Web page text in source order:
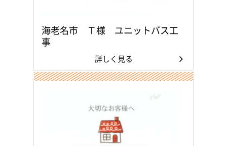
海老名市 Ｔ様 ユニットバス工
事
詳しく見る